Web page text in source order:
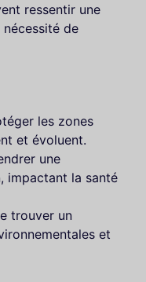
ressentir une
de
les zones
et évoluent.
une
impactant la santé
trouver un
et